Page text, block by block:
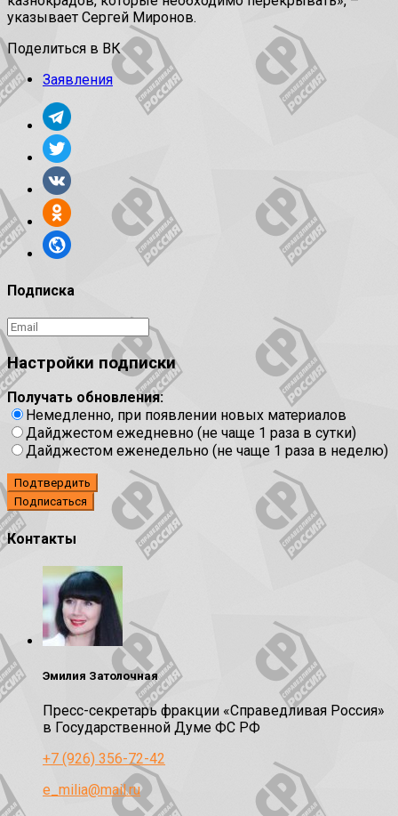
указывает Сергей Миронов.
Поделиться в ВК
Заявления
Подписка
Настройки подписки
Получать обновления:
Немедленно, при появлении новых материалов
Дайджестом ежедневно (не чаще 1 раза в сутки)
Дайджестом еженедельно (не чаще 1 раза в неделю)
Подтвердить
Контакты
Эмилия Затолочная
Пресс-секретарь фракции «Справедливая Россия»
в Государственной Думе ФС РФ
+7 (926) 356-72-42
e_milia@mail.ru